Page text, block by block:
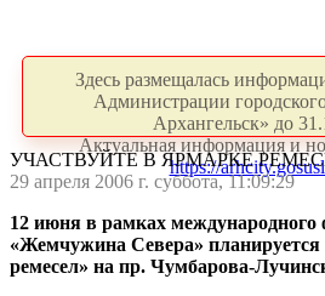
Здесь размещалась
Администрации
Архангельск» до
Актуальная информация и
https://
УЧАСТВУЙТЕ В ЯРМАРКЕ
29 апреля 2006 г. суббота, 11:09:29
12 июня в рамках международного
«Жемчужина Севера»
ремесел» на пр. Чумбарова-